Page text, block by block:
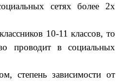
сетях более 2х
10-11 классов, то
проводит в социальных
зависимости от